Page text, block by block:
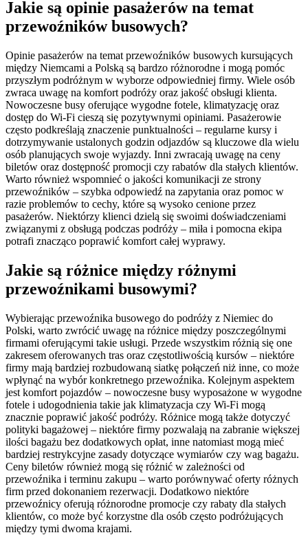
Jakie są opinie pasażerów na temat
przewoźników busowych?
Opinie pasażerów na temat przewoźników busowych kursujących
między Niemcami a Polską są bardzo różnorodne i mogą pomóc
przyszłym podróżnym w wyborze odpowiedniej firmy. Wiele osób
zwraca uwagę na komfort podróży oraz jakość obsługi klienta.
Nowoczesne busy oferujące wygodne fotele, klimatyzację oraz
dostęp do Wi-Fi cieszą się pozytywnymi opiniami. Pasażerowie
często podkreślają znaczenie punktualności – regularne kursy i
dotrzymywanie ustalonych godzin odjazdów są kluczowe dla wielu
osób planujących swoje wyjazdy. Inni zwracają uwagę na ceny
biletów oraz dostępność promocji czy rabatów dla stałych klientów.
Warto również wspomnieć o jakości komunikacji ze strony
przewoźników – szybka odpowiedź na zapytania oraz pomoc w
razie problemów to cechy, które są wysoko cenione przez
pasażerów. Niektórzy klienci dzielą się swoimi doświadczeniami
związanymi z obsługą podczas podróży – miła i pomocna ekipa
potrafi znacząco poprawić komfort całej wyprawy.
Jakie są różnice między różnymi
przewoźnikami busowymi?
Wybierając przewoźnika busowego do podróży z Niemiec do
Polski, warto zwrócić uwagę na różnice między poszczególnymi
firmami oferującymi takie usługi. Przede wszystkim różnią się one
zakresem oferowanych tras oraz częstotliwością kursów – niektóre
firmy mają bardziej rozbudowaną siatkę połączeń niż inne, co może
wpłynąć na wybór konkretnego przewoźnika. Kolejnym aspektem
jest komfort pojazdów – nowoczesne busy wyposażone w wygodne
fotele i udogodnienia takie jak klimatyzacja czy Wi-Fi mogą
znacznie poprawić jakość podróży. Różnice mogą także dotyczyć
polityki bagażowej – niektóre firmy pozwalają na zabranie większej
ilości bagażu bez dodatkowych opłat, inne natomiast mogą mieć
bardziej restrykcyjne zasady dotyczące wymiarów czy wag bagażu.
Ceny biletów również mogą się różnić w zależności od
przewoźnika i terminu zakupu – warto porównywać oferty różnych
firm przed dokonaniem rezerwacji. Dodatkowo niektóre
przewoźnicy oferują różnorodne promocje czy rabaty dla stałych
klientów, co może być korzystne dla osób często podróżujących
między tymi dwoma krajami.